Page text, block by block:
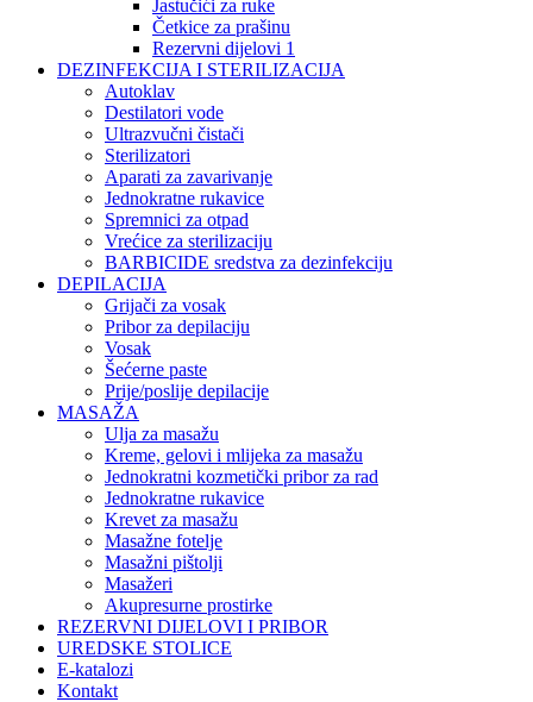
Jastučići za ruke
Četkice za prašinu
Rezervni dijelovi 1
DEZINFEKCIJA I STERILIZACIJA
Autoklav
Destilatori vode
Ultrazvučni čistači
Sterilizatori
Aparati za zavarivanje
Jednokratne rukavice
Spremnici za otpad
Vrećice za sterilizaciju
BARBICIDE sredstva za dezinfekciju
DEPILACIJA
Grijači za vosak
Pribor za depilaciju
Vosak
Šećerne paste
Prije/poslije depilacije
MASAŽA
Ulja za masažu
Kreme, gelovi i mlijeka za masažu
Jednokratni kozmetički pribor za rad
Jednokratne rukavice
Krevet za masažu
Masažne fotelje
Masažni pištolji
Masažeri
Akupresurne prostirke
REZERVNI DIJELOVI I PRIBOR
UREDSKE STOLICE
E-katalozi
Kontakt